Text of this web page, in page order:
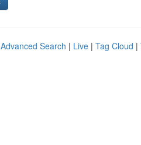
Advanced Search | Live | Tag Cloud |